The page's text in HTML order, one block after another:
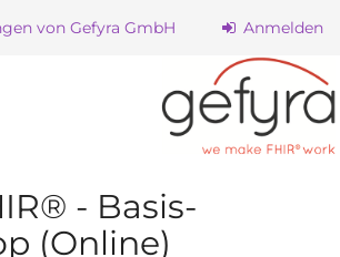
Anmelden
von Gefyra GmbH
- Basis-
(Online)